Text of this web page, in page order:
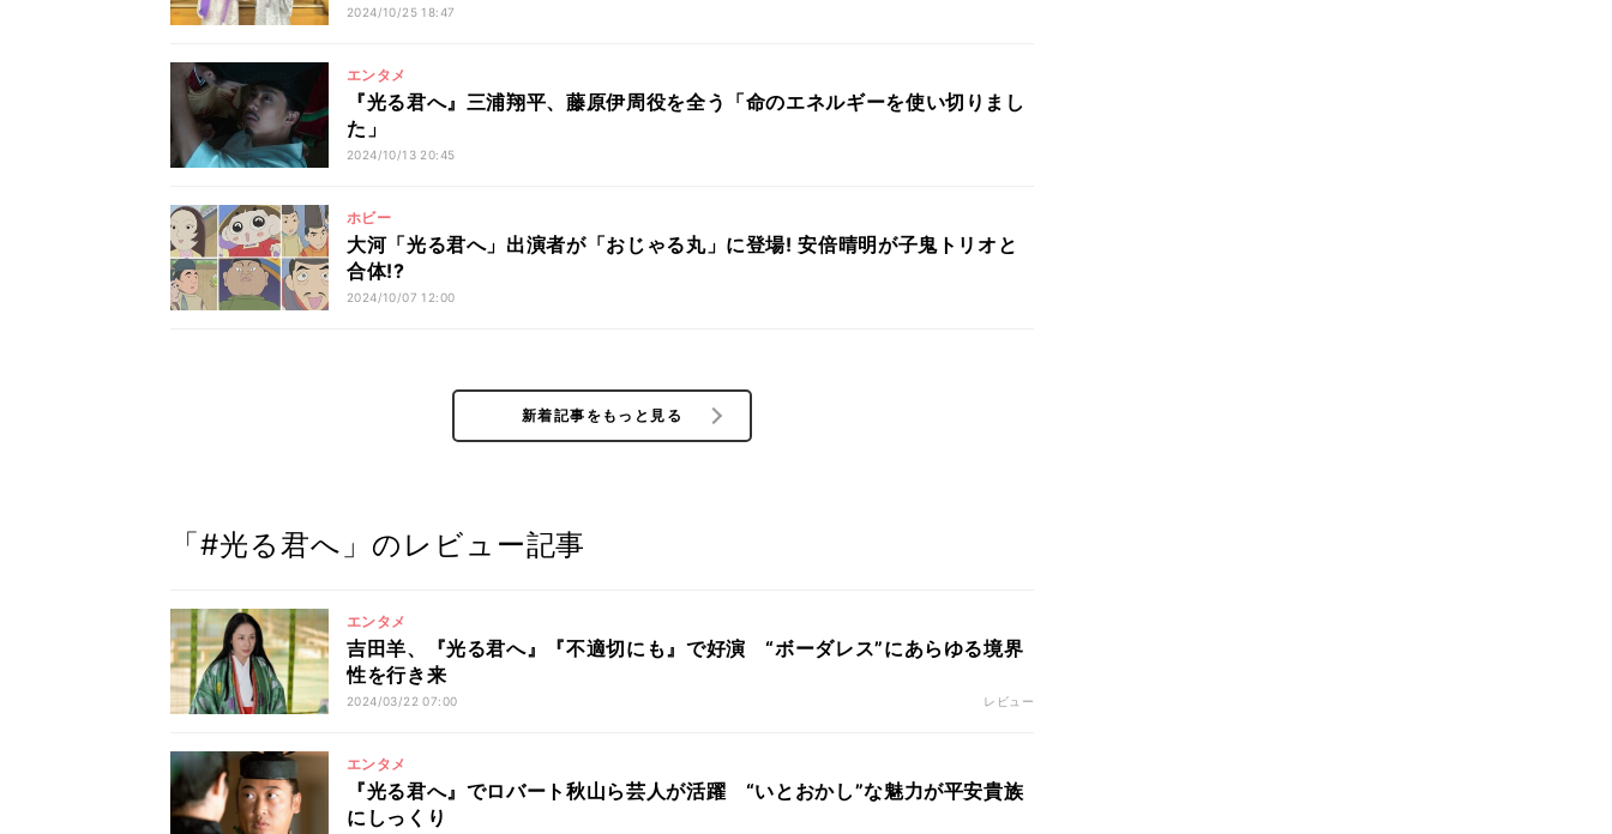
2024/10/25 18:47
エンタメ
『光る君へ』三浦翔平、藤原伊周役を全う「命のエネルギーを使い切りまし
た」
2024/10/13 20:45
ホビー
大河「光る君へ」出演者が「おじゃる丸」に登場! 安倍晴明が子鬼トリオと
合体!?
2024/10/07 12:00
新着記事をもっと見る
「#光る君へ」のレビュー記事
エンタメ
吉田羊、『光る君へ』『不適切にも』で好演 “ボーダレス”にあらゆる境界
性を行き来
2024/03/22 07:00 レビュー
エンタメ
『光る君へ』でロバート秋山ら芸人が活躍 “いとおかし”な魅力が平安貴族
にしっくり